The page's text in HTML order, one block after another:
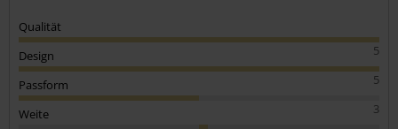
Qualität
5
Design
5
Passform
3
Weite